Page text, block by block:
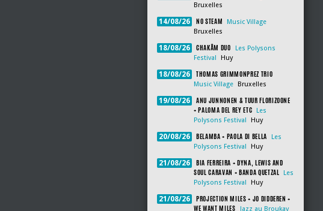
Bruxelles
14/08/26 NO STEAM
Music Village
Bruxelles
18/08/26 CHAKÂM DUO
Les Polysons
Festival
Huy
18/08/26 THOMAS GRIMMONPREZ TRIO
Music Village Bruxelles
19/08/26
ANU JUNNONEN & TUUR FLORIZOONE
+ PALOMA DEL REY ETC
Les
Polysons Festival
Huy
20/08/26 BELAMBA + PAOLA DI BELLA
Les
Polysons Festival
Huy
21/08/26
BIA FERREIRA + DYNA, LEWIS AND
SOUL CARAVAN + BANDA QUETZAL
Les
Polysons Festival
Huy
21/08/26
PROJECTION MILES + JO DIDDEREN +
WE WANT MILES
Jazz au Broukay